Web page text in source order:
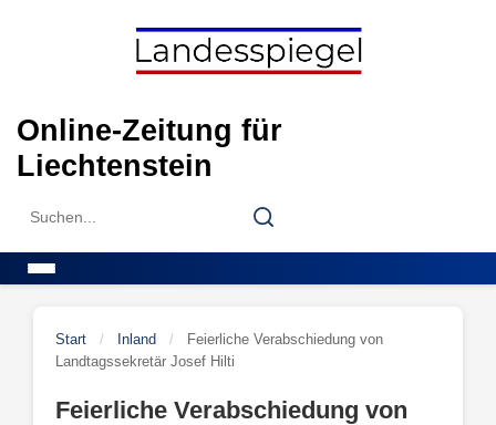
Online-Zeitung für
Liechtenstein
Search
Search
Start / Inland /
Feierliche Verabschiedung von
Landtagssekretär Josef Hilti
Feierliche Verabschiedung von